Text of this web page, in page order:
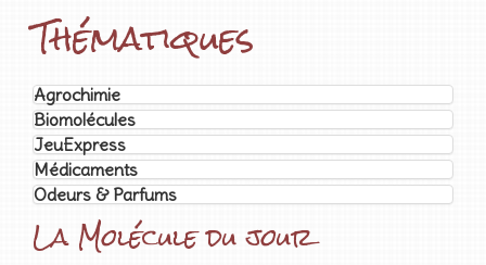
Thématiques
Agrochimie
Biomolécules
JeuExpress
Médicaments
Odeurs & Parfums
La Molécule du jour